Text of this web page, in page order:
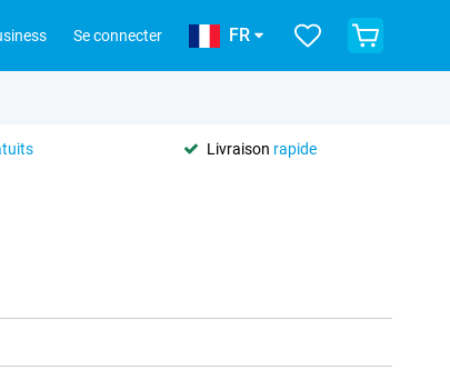
Se connecter FR
Livraison rapide